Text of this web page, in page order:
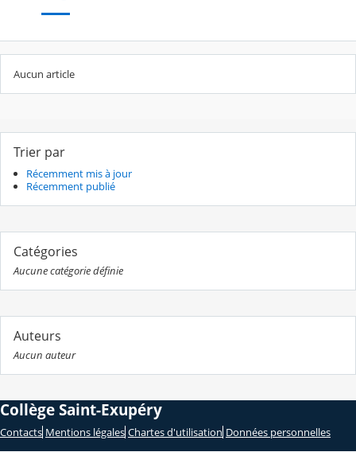
Aucun article
Trier par
Récemment mis à jour
Récemment publié
Catégories
Aucune catégorie définie
Auteurs
Aucun auteur
Collège Saint-Exupéry
Contacts Mentions légales Chartes d'utilisation Données personnelles